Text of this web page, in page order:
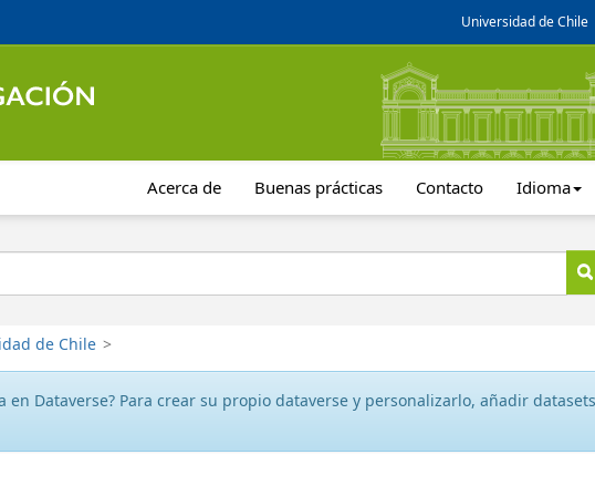
Universidad de Chile
Acerca de Buenas prácticas Contacto Idioma
de Chile >
en Dataverse? Para crear su propio dataverse y personalizarlo, añadir